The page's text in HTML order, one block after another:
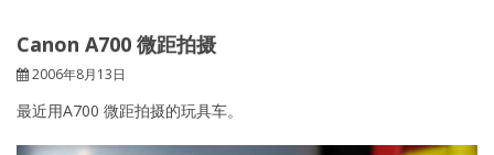
Canon A700 微距拍摄
2006年8月13日
最近用A700 微距拍摄的玩具车。